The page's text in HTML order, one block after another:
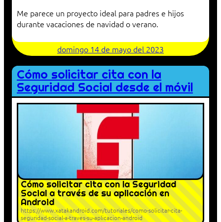
Me parece un proyecto ideal para padres e hijos
durante vacaciones de navidad o verano.
domingo 14 de mayo del 2023
Cómo solicitar cita con la
Seguridad Social desde el móvil
Cómo solicitar cita con la Seguridad
Social a través de su aplicación en
Android
https://www.xatakandroid.com/tutoriales/como-solicitar-cita-
seguridad-social-a-traves-su-aplicacion-android